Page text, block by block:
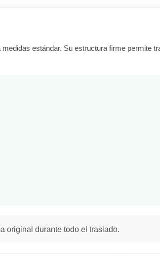
estándar. Su estructura firme permite
original durante todo el traslado.